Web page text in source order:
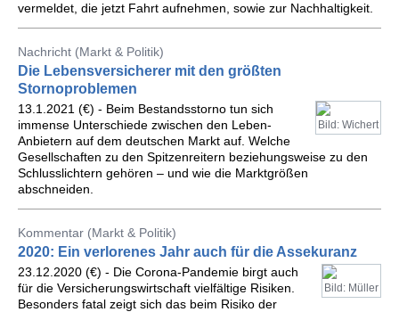
vermeldet, die jetzt Fahrt aufnehmen, sowie zur Nachhaltigkeit.
Nachricht (Markt & Politik)
Die Lebensversicherer mit den größten
Stornoproblemen
Bild: Wichert
13.1.2021 (€) - Beim Bestandsstorno tun sich
immense Unterschiede zwischen den Leben-
Anbietern auf dem deutschen Markt auf. Welche
Gesellschaften zu den Spitzenreitern beziehungsweise zu den
Schlusslichtern gehören – und wie die Marktgrößen
abschneiden.
Kommentar (Markt & Politik)
2020: Ein verlorenes Jahr auch für die Assekuranz
Bild: Müller
23.12.2020 (€) - Die Corona-Pandemie birgt auch
für die Versicherungswirtschaft vielfältige Risiken.
Besonders fatal zeigt sich das beim Risiko der